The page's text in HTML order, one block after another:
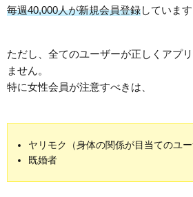
毎週40,000人が新規会員登録しています
ただし、全てのユーザーが正しくアプ
ません。
特に女性会員が注意すべきは、
ヤリモク（身体の関係が目当てのユー
既婚者